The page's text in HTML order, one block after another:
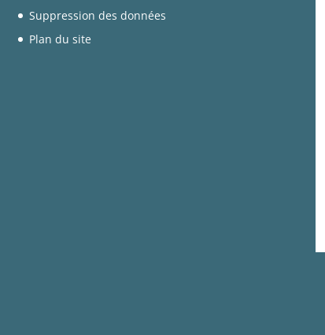
Suppression des données
Plan du site